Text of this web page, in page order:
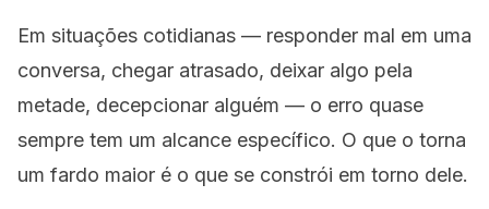
Em situações cotidianas — responder mal em uma
conversa, chegar atrasado, deixar algo pela
metade, decepcionar alguém — o erro quase
sempre tem um alcance específico. O que o torna
um fardo maior é o que se constrói em torno dele.